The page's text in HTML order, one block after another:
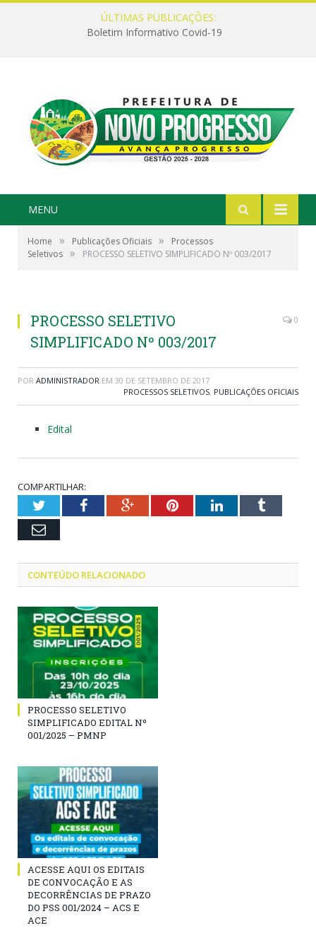
ÚLTIMAS PUBLICAÇÕES:
Boletim Informativo Covid-19
MENU
Home » Publicações Oficiais »
Processos
Seletivos » PROCESSO SELETIVO SIMPLIFICADO Nº 003/2017
PROCESSO SELETIVO
SIMPLIFICADO Nº 003/2017
0
POR ADMINISTRADOR EM 30 DE SETEMBRO DE 2017
PROCESSOS SELETIVOS, PUBLICAÇÕES OFICIAIS
Edital
COMPARTILHAR:
TwitterFacebookGoogle+PinterestLinkedInTumblr
Email
CONTEÚDO RELACIONADO
PROCESSO SELETIVO
SIMPLIFICADO EDITAL Nº
001/2025 – PMNP
ACESSE AQUI OS EDITAIS
DE CONVOCAÇÃO E AS
DECORRÊNCIAS DE PRAZO
DO PSS 001/2024 – ACS E
ACE